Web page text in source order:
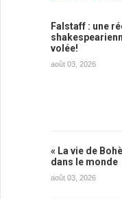
Falstaff : une
volée!
août 03, 2026
« La vie de
dans le monde
août 03, 2026